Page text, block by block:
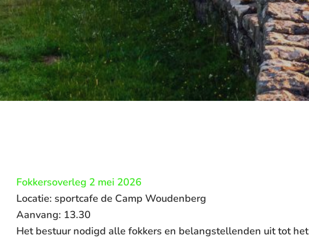
Fokkersoverleg 2 mei 2026
Locatie: sportcafe de Camp Woudenberg
Aanvang: 13.30
Het bestuur nodigd alle fokkers en belangstellenden uit tot het